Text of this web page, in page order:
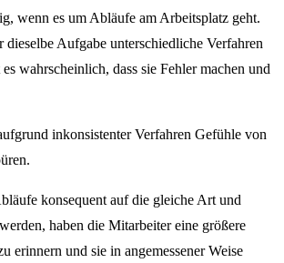
wenn es um Abläufe am Arbeitsplatz geht.
Aufgabe unterschiedliche Verfahren
wahrscheinlich, dass sie Fehler machen und
inkonsistenter Verfahren Gefühle von
konsequent auf die gleiche Art und
haben die Mitarbeiter eine größere
erinnern und sie in angemessener Weise